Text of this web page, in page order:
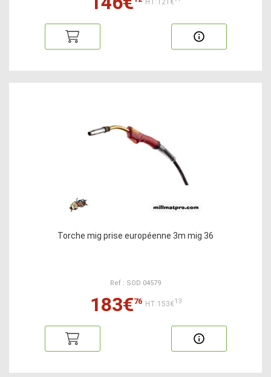
HT:121€
Torche mig prise européenne 3m mig 36
Ref : SOD 04579
183€76 HT:153€13